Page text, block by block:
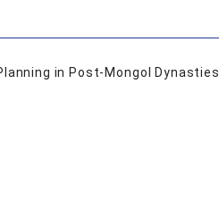
in Post-Mongol Dynasties